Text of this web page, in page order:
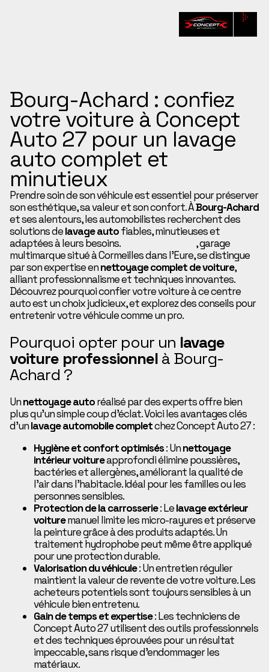
Bourg-Achard : confiez
votre voiture à Concept
Auto 27 pour un lavage
auto complet et
minutieux
Prendre soin de son véhicule est essentiel pour préserver
son esthétique, sa valeur et son confort. ÀBourg-Achard
et ses alentours, les automobilistes recherchent des
solutions delavage autofiables, minutieuses et
adaptées à leurs besoins.
, garage
multimarque situé à Cormeilles dans l’Eure, se distingue
par son expertise ennettoyage complet de voiture,
alliant professionnalisme et techniques innovantes.
Découvrez pourquoi confier votre voiture à ce centre
auto est un choix judicieux, et explorez des conseils pour
entretenir votre véhicule comme un pro.
Pourquoi opter pour un lavage
voiture professionnel à Bourg-
Achard ?
Unnettoyage autoréalisé par des experts offre bien
plus qu’un simple coup d’éclat. Voici les avantages clés
d’unlavage automobile completchez Concept Auto 27 :
Hygiène et confort optimisés: Unnettoyage
intérieur voitureapprofondi élimine poussières,
bactéries et allergènes, améliorant la qualité de
l’air dans l’habitacle. Idéal pour les familles ou les
personnes sensibles.
Protection de la carrosserie: Lelavage extérieur
voituremanuel limite les micro-rayures et préserve
la peinture grâce à des produits adaptés. Un
traitement hydrophobe peut même être appliqué
pour une protection durable.
Valorisation du véhicule: Un entretien régulier
maintient la valeur de revente de votre voiture. Les
acheteurs potentiels sont toujours sensibles à un
véhicule bien entretenu.
Gain de temps et expertise: Les techniciens de
Concept Auto 27 utilisent des outils professionnels
et des techniques éprouvées pour un résultat
impeccable, sans risque d’endommager les
matériaux.